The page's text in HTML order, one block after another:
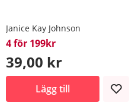
Janice Kay Johnson
4 för 199kr
39,00 kr
Lägg till